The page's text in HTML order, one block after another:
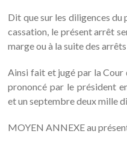
Dit que sur les diligences du
cassation, le présent arrêt
marge ou à la suite des
Ainsi fait et jugé par la Cour
prononcé par le président
et un septembre deux mille
MOYEN ANNEXE au